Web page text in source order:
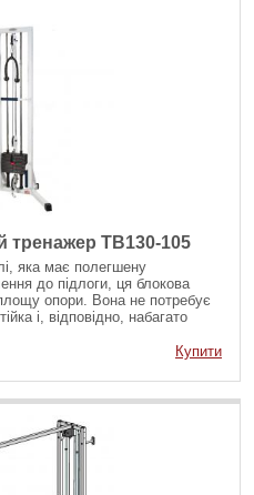
тренажер TB130-105
яка має полегшену
до підлоги, ця блокова
опори. Вона не потребує
і, відповідно, набагато
Купити